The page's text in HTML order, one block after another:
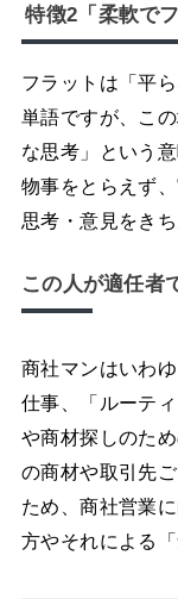
特徴2「柔軟で
フラットは「平
単語ですが、こ
な思考」という
物事をとらえず
思考・意見をき
この人が適任者
商社マンはいわ
仕事、「ルーテ
や商材探しのた
の商材や取引先
ため、商社営業
方やそれによる